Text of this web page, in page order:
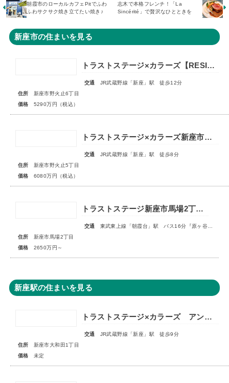
朝霞市のローカルカフェPitでふわ
ふわサクサク焼き立てたい焼き♪
志木で本格フレンチ！「La
Sincérité」で贅沢なひとときを
新座市の住まいを見る
トラストステージ×カラーズ【RESIDENCE】新座市野火止6丁目53期 ★限定1棟 販売開始★
交通
JR武蔵野線「新座」駅 徒歩12分
住所
新座市野火止6丁目
価格
5290万円（税込）
トラストステージ×カラーズ新座市野火止5丁目46期 全12棟◆最終１棟◆
交通
JR武蔵野線「新座」駅 徒歩8分
住所
新座市野火止5丁目
価格
6080万円（税込）
トラストステージ新座市馬場2丁目6期 全4区画
交通
東武東上線「朝霞台」駅 バス16分『原ヶ谷戸』停歩2分
住所
新座市馬場2丁目
価格
2650万円～
新座駅の住まいを見る
トラストステージ×カラーズ アンドプラス新座市大和田1丁目21期 全3棟 ◆販売予告◆
交通
JR武蔵野線「新座」駅 徒歩9分
住所
新座市大和田1丁目
価格
未定